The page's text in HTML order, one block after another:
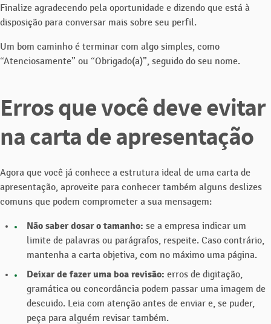
Finalize agradecendo pela oportunidade e dizendo que está à
disposição para conversar mais sobre seu perfil.
Um bom caminho é terminar com algo simples, como
“Atenciosamente” ou “Obrigado(a)”, seguido do seu nome.
Erros que você deve evitar
na carta de apresentação
Agora que você já conhece a estrutura ideal de uma carta de
apresentação, aproveite para conhecer também alguns deslizes
comuns que podem comprometer a sua mensagem:
Não saber dosar o tamanho: se a empresa indicar um
limite de palavras ou parágrafos, respeite. Caso contrário,
mantenha a carta objetiva, com no máximo uma página.
Deixar de fazer uma boa revisão: erros de digitação,
gramática ou concordância podem passar uma imagem de
descuido. Leia com atenção antes de enviar e, se puder,
peça para alguém revisar também.